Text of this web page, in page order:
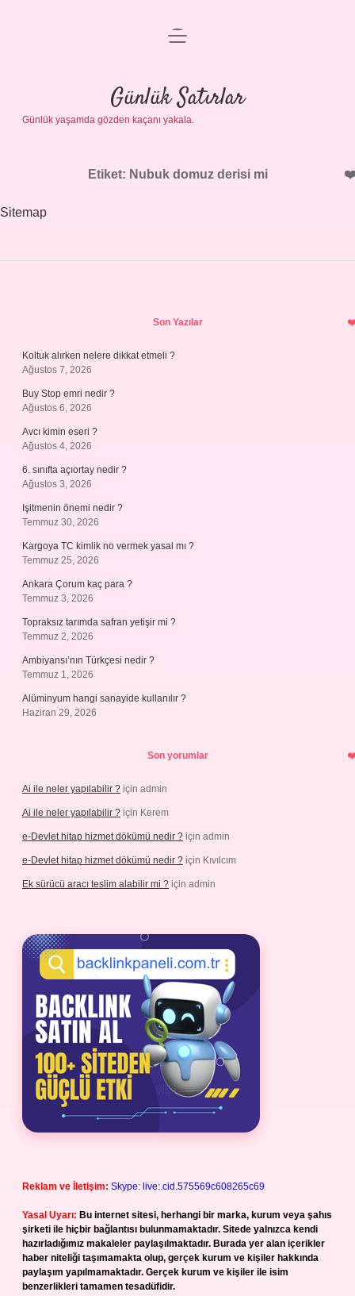
Anasayfa
Gizlilik Politikası
Yasal Uyarı
menüyü
Günlük Satırlar
Günlük yaşamda gözden kaçanı yakala.
Etiket: Nubuk domuz derisi mi
Sitemap
Son Yazılar
Koltuk alırken nelere dikkat etmeli ?
Ağustos 7, 2026
Buy Stop emri nedir ?
Ağustos 6, 2026
Avcı kimin eseri ?
Ağustos 4, 2026
6. sınıfta açıortay nedir ?
Ağustos 3, 2026
Işitmenin önemi nedir ?
Temmuz 30, 2026
Kargoya TC kimlik no vermek yasal mı ?
Temmuz 25, 2026
Ankara Çorum kaç para ?
Temmuz 3, 2026
Topraksız tarımda safran yetişir mi ?
Temmuz 2, 2026
Ambiyansı’nın Türkçesi nedir ?
Temmuz 1, 2026
Alüminyum hangi sanayide kullanılır ?
Haziran 29, 2026
Son yorumlar
Ai ile neler yapılabilir ? için admin
Ai ile neler yapılabilir ? için Kerem
e-Devlet hitap hizmet dökümü nedir ? için admin
e-Devlet hitap hizmet dökümü nedir ? için Kıvılcım
Ek sürücü aracı teslim alabilir mi ? için admin
Reklam ve İletişim: Skype: live:.cid.575569c608265c69
Yasal Uyarı: Bu internet sitesi, herhangi bir marka, kurum veya şahıs
şirketi ile hiçbir bağlantısı bulunmamaktadır. Sitede yalnızca kendi
hazırladığımız makaleler paylaşılmaktadır. Burada yer alan içerikler
haber niteliği taşımamakta olup, gerçek kurum ve kişiler hakkında
paylaşım yapılmamaktadır. Gerçek kurum ve kişiler ile isim
benzerlikleri tamamen tesadüfidir.